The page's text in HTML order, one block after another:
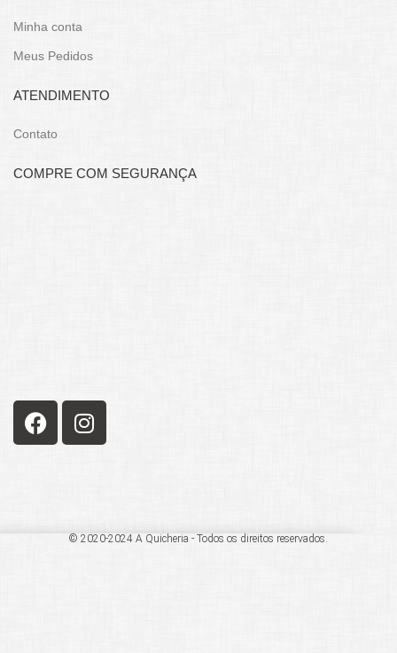
Minha conta
Meus Pedidos
ATENDIMENTO
Contato
COMPRE COM SEGURANÇA
© 2020-2024 A Quicheria - Todos os direitos reservados.